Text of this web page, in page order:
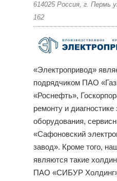
614025 Россия, г. Пермь
162
«Электропривод»
подрядчиком ПАО
«Роснефть»,
ремонту и диагностике
оборудования,
«Сафоновский
завод». Кроме того,
являются такие
ПАО «СИБУР